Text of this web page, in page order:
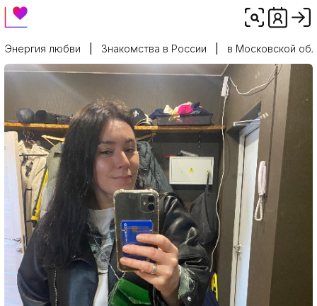
Энергия любви Знакомства в России в Московской